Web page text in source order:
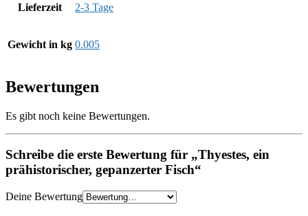
Lieferzeit 2-3 Tage
Gewicht in kg 0.005
Bewertungen
Es gibt noch keine Bewertungen.
Schreibe die erste Bewertung für „Thyestes, ein
prähistorischer, gepanzerter Fisch“
Deine Bewertung